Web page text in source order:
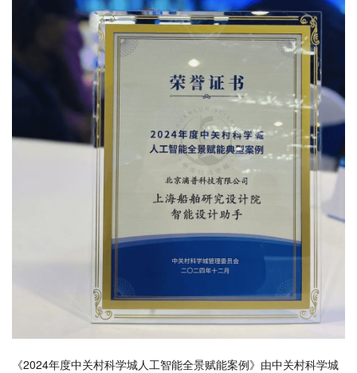
《2024年度中关村科学城人工智能全景赋能案例》由中关村科学城